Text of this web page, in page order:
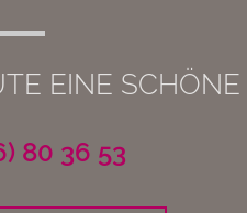
EINE
80 36 53